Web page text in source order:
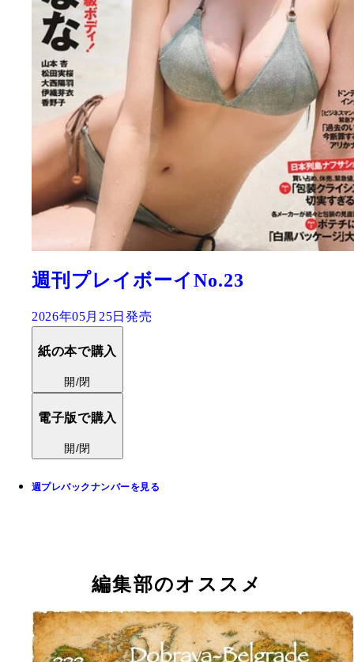
週刊プレイボーイNo.23
2026年05月25日発売
紙の本で購入
開/閉
電子版で購入
開/閉
週プレバックナンバーを見る
編集部のオススメ